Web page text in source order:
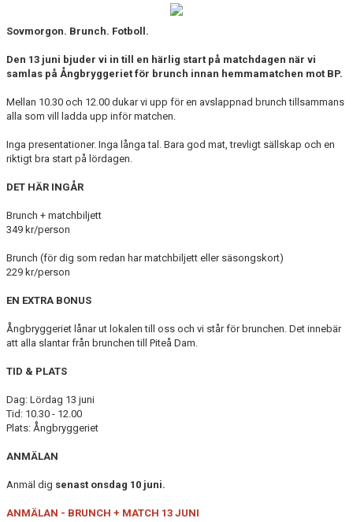
Sovmorgon. Brunch. Fotboll.
Den 13 juni bjuder vi in till en härlig start på matchdagen när vi
samlas på Ångbryggeriet för brunch innan hemmamatchen mot BP.
Mellan 10.30 och 12.00 dukar vi upp för en avslappnad brunch tillsammans
alla som vill ladda upp inför matchen.
Inga presentationer. Inga långa tal. Bara god mat, trevligt sällskap och en
riktigt bra start på lördagen.
DET HÄR INGÅR
Brunch + matchbiljett
349 kr/person
Brunch (för dig som redan har matchbiljett eller säsongskort)
229 kr/person
EN EXTRA BONUS
Ångbryggeriet lånar ut lokalen till oss och vi står för brunchen. Det innebär
att alla slantar från brunchen till Piteå Dam.
TID & PLATS
Dag: Lördag 13 juni
Tid: 10.30 - 12.00
Plats: Ångbryggeriet
ANMÄLAN
Anmäl dig senast onsdag 10 juni.
ANMÄLAN - BRUNCH + MATCH 13 JUNI